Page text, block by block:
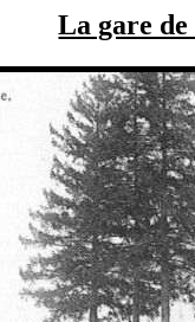
La gare de